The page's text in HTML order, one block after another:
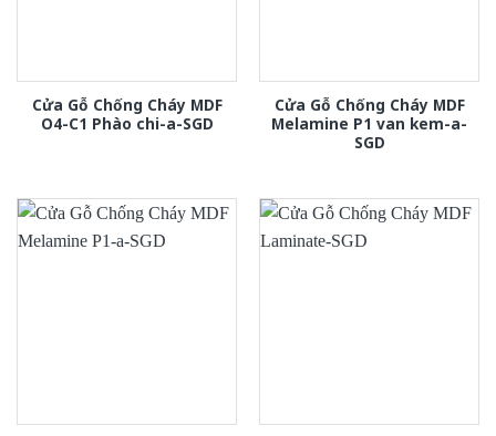
Cửa Gỗ Chống Cháy MDF
O4-C1 Phào chi-a-SGD
Cửa Gỗ Chống Cháy MDF
Melamine P1 van kem-a-
SGD